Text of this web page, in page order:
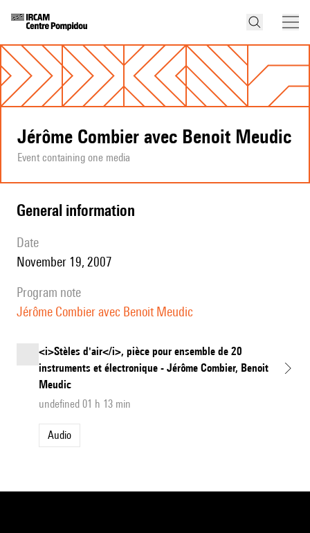
Jérôme Combier avec Benoit Meudic
Event containing one media
general information
date
November 19, 2007
program note
Jérôme Combier avec Benoit Meudic
<i>Stèles d'air</i>, pièce pour ensemble de 20
instruments et électronique - Jérôme Combier, Benoit
Meudic
undefined 01 h 13 min
Audio